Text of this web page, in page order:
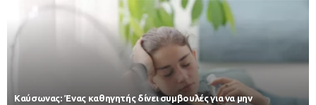
Kαύσωνας: Ένας καθηγητής δίνει συμβουλές για να μην